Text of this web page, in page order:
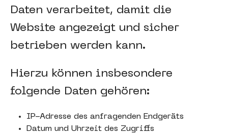
Daten verarbeitet, damit die
Website angezeigt und sicher
betrieben werden kann.
Hierzu können insbesondere
folgende Daten gehören:
IP-Adresse des anfragenden Endgeräts
Datum und Uhrzeit des Zugriffs